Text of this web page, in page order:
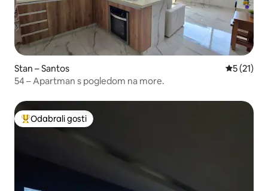
Stan – Santos Prosječna
5 (21)
54 – Apartman s pogledom na more.
Među najviše rangiranima s oznakom „Odabrali gosti”
Odabrali gosti